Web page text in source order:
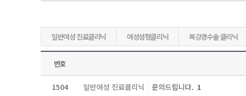
일반여성 진료클리닉 여성성형클리닉 복강경수술 클리닉
번호
1504 일반여성 진료클리닉 문의드립니다. 1